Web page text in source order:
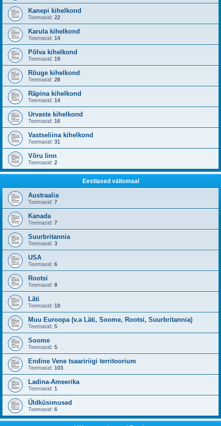
Kanepi kihelkond
Teemasid: 22
Karula kihelkond
Teemasid: 14
Põlva kihelkond
Teemasid: 19
Rõuge kihelkond
Teemasid: 28
Räpina kihelkond
Teemasid: 14
Urvaste kihelkond
Teemasid: 16
Vastseliina kihelkond
Teemasid: 31
Võru linn
Teemasid: 2
Eestlased välismaal
Austraalia
Teemasid: 7
Kanada
Teemasid: 7
Suurbritannia
Teemasid: 3
USA
Teemasid: 6
Rootsi
Teemasid: 8
Läti
Teemasid: 18
Muu Euroopa (v.a Läti, Soome, Rootsi, Suurbritannia)
Teemasid: 5
Soome
Teemasid: 5
Endine Vene tsaaririigi territoorium
Teemasid: 103
Ladina-Ameerika
Teemasid: 1
Üldküsimused
Teemasid: 6